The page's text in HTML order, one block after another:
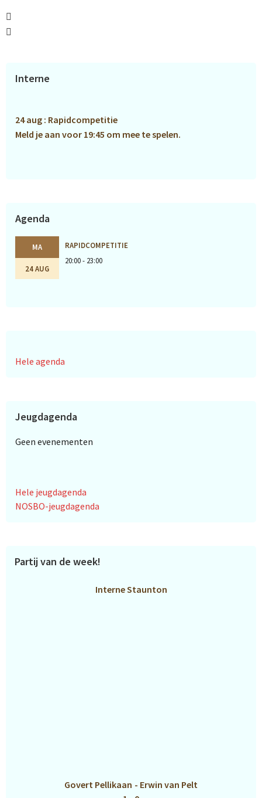
Primaire
Interne
24 aug : Rapidcompetitie
Meld je aan voor 19:45 om mee te spelen.
Agenda
MA
24 AUG
RAPIDCOMPETITIE
20:00 - 23:00
Hele agenda
Jeugdagenda
Geen evenementen
Hele jeugdagenda
NOSBO-jeugdagenda
Partij van de week!
Interne Staunton
Govert Pellikaan - Erwin van Pelt